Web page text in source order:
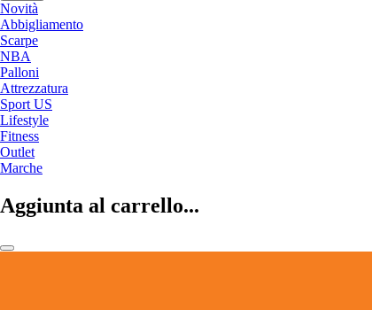
Novità
Abbigliamento
Scarpe
NBA
Palloni
Attrezzatura
Sport US
Lifestyle
Fitness
Outlet
Marche
Aggiunta al carrello...